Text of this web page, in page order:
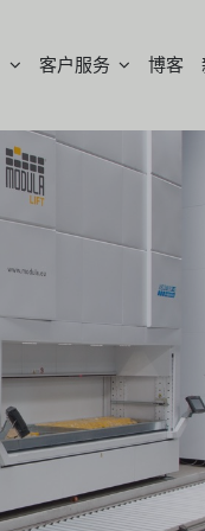
客户服务 博客